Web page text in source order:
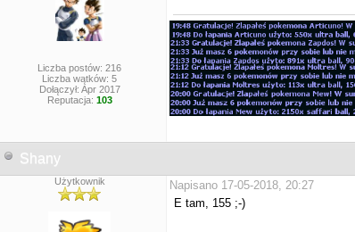
Liczba postów: 216
Liczba wątków: 5
Dołączył: Apr 2017
Reputacja: 103
Shany
Użytkownik
Napisano 17-05-2018, 20:27
E tam, 155 ;-)